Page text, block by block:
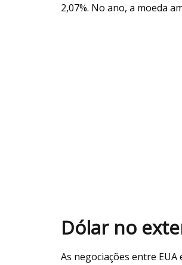
2,07%. No ano, a moeda
Dólar no
As negociações entre